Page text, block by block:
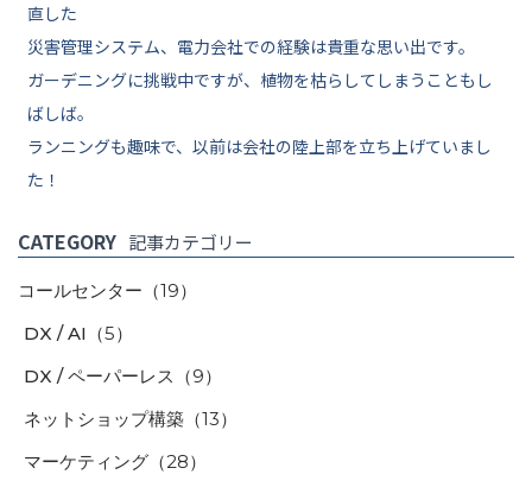
直した
災害管理システム、電力会社での経験は貴重な思い出です。
ガーデニングに挑戦中ですが、植物を枯らしてしまうこともし
ばしば。
ランニングも趣味で、以前は会社の陸上部を立ち上げていまし
た！
CATEGORY 記事カテゴリー
コールセンター （19）
DX / AI （5）
DX / ペーパーレス （9）
ネットショップ構築 （13）
マーケティング （28）